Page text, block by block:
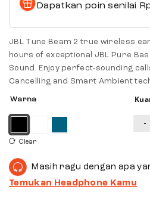
Dapatkan poin senilai
JBL Tune Beam 2 true wireless
hours of exceptional JBL Pure
Sound. Enjoy perfect-sounding
Cancelling and Smart Ambient
Warna
Clear
-
Masih ragu dengan apa
Temukan Headphone Kamu